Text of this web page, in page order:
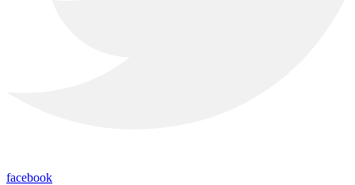
facebook